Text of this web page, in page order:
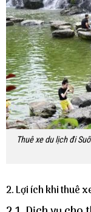
Thuê xe du lịch đi
2.Lợi ích khi thuê